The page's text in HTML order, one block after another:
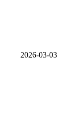
2026-03-03